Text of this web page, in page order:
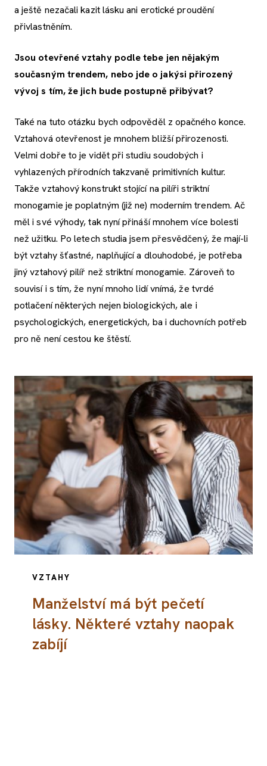
a ještě nezačali kazit lásku ani erotické proudění
přivlastněním.
Jsou otevřené vztahy podle tebe jen nějakým
současným trendem, nebo jde o jakýsi přirozený
vývoj s tím, že jich bude postupně přibývat?
Také na tuto otázku bych odpověděl z opačného konce.
Vztahová otevřenost je mnohem bližší přirozenosti.
Velmi dobře to je vidět při studiu soudobých i
vyhlazených přírodních takzvaně primitivních kultur.
Takže vztahový konstrukt stojící na pilíři striktní
monogamie je poplatným (již ne) moderním trendem. Ač
měl i své výhody, tak nyní přináší mnohem více bolesti
než užitku. Po letech studia jsem přesvědčený, že mají-li
být vztahy šťastné, naplňující a dlouhodobé, je potřeba
jiný vztahový pilíř než striktní monogamie. Zároveň to
souvisí i s tím, že nyní mnoho lidí vnímá, že tvrdé
potlačení některých nejen biologických, ale i
psychologických, energetických, ba i duchovních potřeb
pro ně není cestou ke štěstí.
VZTAHY
Manželství má být pečetí
lásky. Některé vztahy naopak
zabíjí